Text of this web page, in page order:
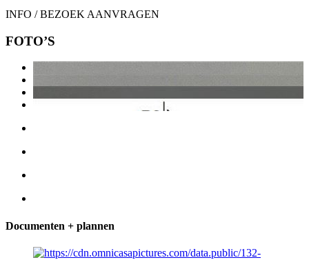
INFO / BEZOEK AANVRAGEN
FOTO’S
Documenten + plannen